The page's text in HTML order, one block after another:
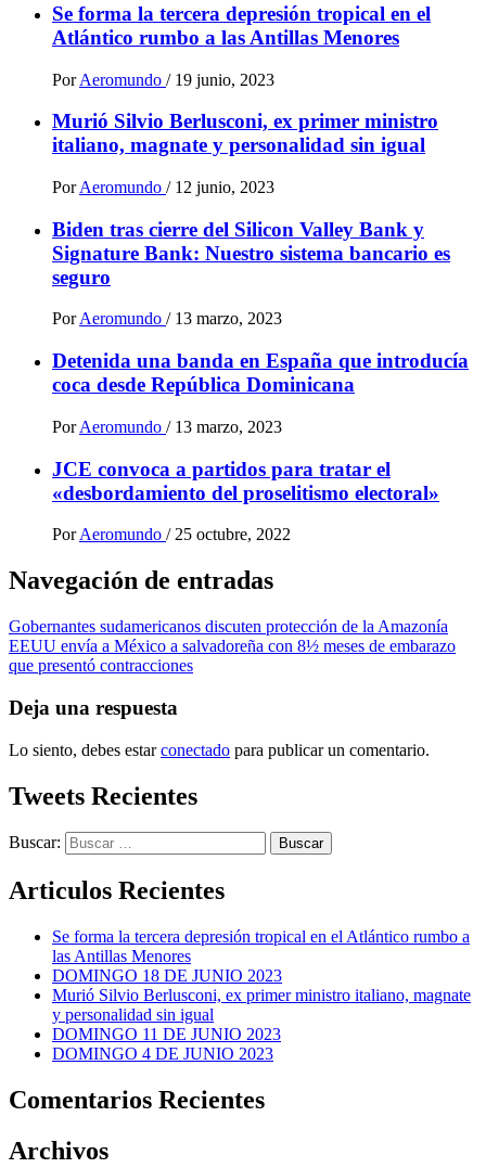
Se forma la tercera depresión tropical en el
Atlántico rumbo a las Antillas Menores
Por Aeromundo / 19 junio, 2023
Murió Silvio Berlusconi, ex primer ministro
italiano, magnate y personalidad sin igual
Por Aeromundo / 12 junio, 2023
Biden tras cierre del Silicon Valley Bank y
Signature Bank: Nuestro sistema bancario es
seguro
PorAeromundo / 13 marzo, 2023
Detenida una banda en España que introducía
coca desde República Dominicana
Por Aeromundo / 13 marzo, 2023
JCE convoca a partidos para tratar el
«desbordamiento del proselitismo electoral»
Por Aeromundo / 25 octubre, 2022
Navegación de entradas
Gobernantes sudamericanos discuten protección de la Amazonía
EEUU envía a México a salvadoreña con 8½ meses de embarazo
que presentó contracciones
Deja una respuesta
Lo siento, debes estarconectado para publicar un comentario.
Tweets Recientes
Buscar:
Articulos Recientes
Se forma la tercera depresión tropical en el Atlántico rumbo a
las Antillas Menores
DOMINGO 18 DE JUNIO 2023
Murió Silvio Berlusconi, ex primer ministro italiano, magnate
y personalidad sin igual
DOMINGO 11 DE JUNIO 2023
DOMINGO 4 DE JUNIO 2023
Comentarios Recientes
Archivos